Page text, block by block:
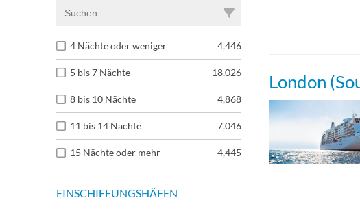
4 Nächte oder weniger 4,446
5 bis 7 Nächte 18,026
8 bis 10 Nächte 4,868
11 bis 14 Nächte 7,046
15 Nächte oder mehr 4,445
EINSCHIFFUNGSHÄFEN
London